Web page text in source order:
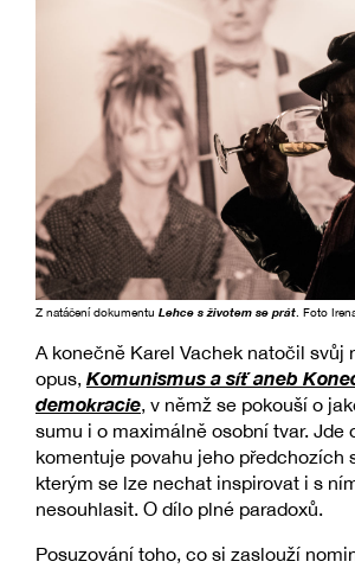
Z natáčení dokumentu Lehce s životem se prát. Foto
A konečně Karel Vachek natočil svůj
opus, Komunismus a síť aneb
demokracie, v němž se pokouší o
sumu i o maximálně osobní tvar. Jde
komentuje povahu jeho předchozích
kterým se lze nechat inspirovat i s
nesouhlasit. O dílo plné paradoxů.
Posuzování toho, co si zaslouží